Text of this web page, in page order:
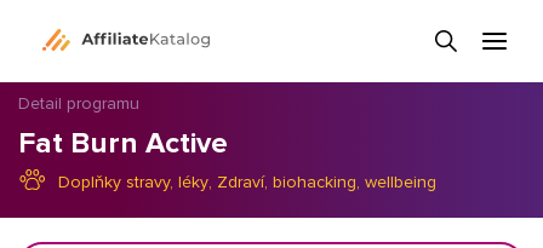
Detail programu
Fat Burn Active
Doplňky stravy, léky, Zdraví, biohacking, wellbeing